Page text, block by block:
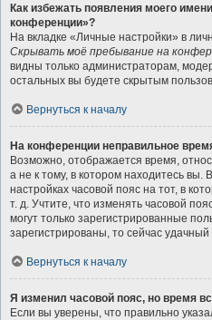
Как избежать появления моего
конференции»?
На вкладке «Личные настройки» в
Скрывать моё пребывание на
видны только администраторам,
остальных вы будете скрытым
Вернуться к началу
На конференции неправильное
Возможно, отображается время,
а не к тому, в котором находитесь вы.
настройках часовой пояс на тот, в
т. д. Учтите, что изменять часовой
могут только зарегистрированные
зарегистрированы, то сейчас
Вернуться к началу
Я изменил часовой пояс, но время
Если вы уверены, что правильно